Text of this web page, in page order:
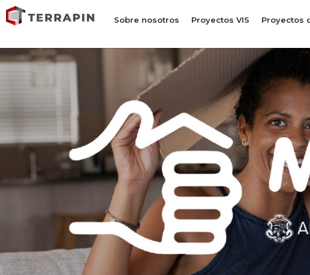
Sobre nosotros Proyectos VIS Proyectos